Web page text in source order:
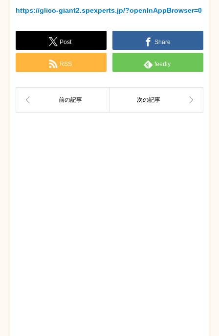
https://glico-giant2.spexperts.jp/?openInAppBrowser=0
Post Share
RSS feedly